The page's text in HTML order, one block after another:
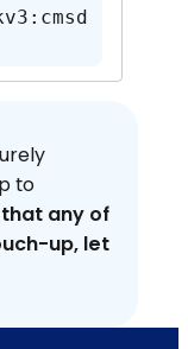
to
any of
up, let